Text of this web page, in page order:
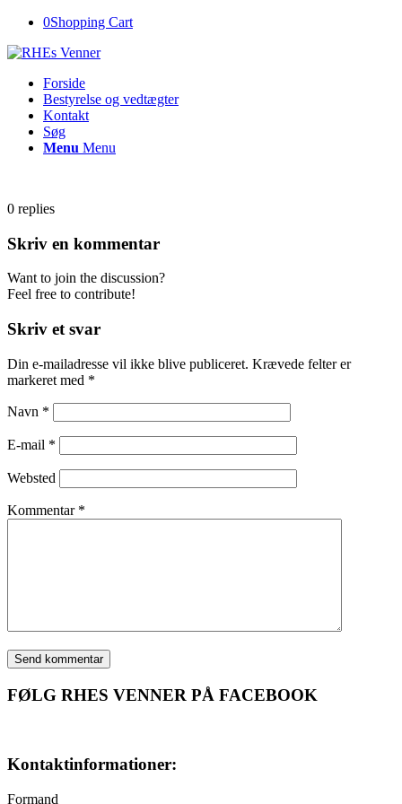
0Shopping Cart
Forside
Bestyrelse og vedtægter
Kontakt
Søg
Menu Menu
0 replies
Skriv en kommentar
Want to join the discussion?
Feel free to contribute!
Skriv et svar
Din e-mailadresse vil ikke blive publiceret. Krævede felter er
markeret med *
Navn *
E-mail *
Websted
Kommentar *
FØLG RHES VENNER PÅ FACEBOOK
Kontaktinformationer:
Formand